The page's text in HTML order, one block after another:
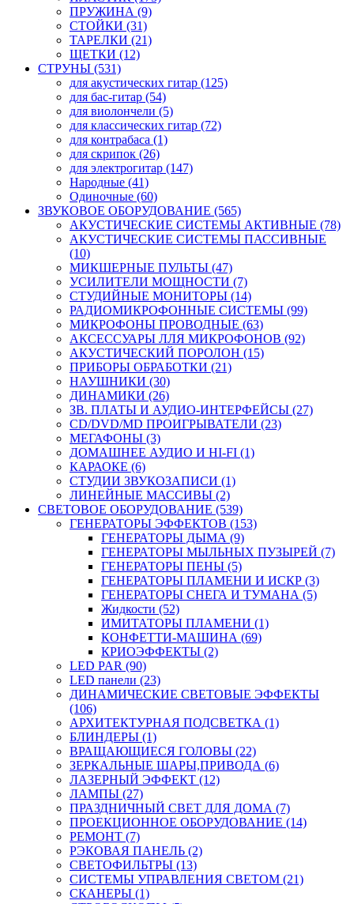
ПРУЖИНА (9)
СТОЙКИ (31)
ТАРЕЛКИ (21)
ЩЕТКИ (12)
СТРУНЫ (531)
для акустических гитар (125)
для бас-гитар (54)
для виолончели (5)
для классических гитар (72)
для контрабаса (1)
для скрипок (26)
для электрогитар (147)
Народные (41)
Одиночные (60)
ЗВУКОВОЕ ОБОРУДОВАНИЕ (565)
АКУСТИЧЕСКИЕ СИСТЕМЫ АКТИВНЫЕ (78)
АКУСТИЧЕСКИЕ СИСТЕМЫ ПАССИВНЫЕ
(10)
МИКШЕРНЫЕ ПУЛЬТЫ (47)
УСИЛИТЕЛИ МОЩНОСТИ (7)
СТУДИЙНЫЕ МОНИТОРЫ (14)
РАДИОМИКРОФОННЫЕ СИСТЕМЫ (99)
МИКРОФОНЫ ПРОВОДНЫЕ (63)
АКСЕССУАРЫ ЛЛЯ МИКРОФОНОВ (92)
АКУСТИЧЕСКИЙ ПОРОЛОН (15)
ПРИБОРЫ ОБРАБОТКИ (21)
НАУШНИКИ (30)
ДИНАМИКИ (26)
ЗВ. ПЛАТЫ И АУДИО-ИНТЕРФЕЙСЫ (27)
CD/DVD/MD ПРОИГРЫВАТЕЛИ (23)
МЕГАФОНЫ (3)
ДОМАШНЕЕ АУДИО И HI-FI (1)
КАРАОКЕ (6)
СТУДИИ ЗВУКОЗАПИСИ (1)
ЛИНЕЙНЫЕ МАССИВЫ (2)
СВЕТОВОЕ ОБОРУДОВАНИЕ (539)
ГЕНЕРАТОРЫ ЭФФЕКТОВ (153)
ГЕНЕРАТОРЫ ДЫМА (9)
ГЕНЕРАТОРЫ МЫЛЬНЫХ ПУЗЫРЕЙ (7)
ГЕНЕРАТОРЫ ПЕНЫ (5)
ГЕНЕРАТОРЫ ПЛАМЕНИ И ИСКР (3)
ГЕНЕРАТОРЫ СНЕГА И ТУМАНА (5)
Жидкости (52)
ИМИТАТОРЫ ПЛАМЕНИ (1)
КОНФЕТТИ-МАШИНА (69)
КРИОЭФФЕКТЫ (2)
LED PAR (90)
LED панели (23)
ДИНАМИЧЕСКИЕ СВЕТОВЫЕ ЭФФЕКТЫ
(106)
АРХИТЕКТУРНАЯ ПОДСВЕТКА (1)
БЛИНДЕРЫ (1)
ВРАЩАЮЩИЕСЯ ГОЛОВЫ (22)
ЗЕРКАЛЬНЫЕ ШАРЫ,ПРИВОДА (6)
ЛАЗЕРНЫЙ ЭФФЕКТ (12)
ЛАМПЫ (27)
ПРАЗДНИЧНЫЙ СВЕТ ДЛЯ ДОМА (7)
ПРОЕКЦИОННОЕ ОБОРУДОВАНИЕ (14)
РЕМОНТ (7)
РЭКОВАЯ ПАНЕЛЬ (2)
СВЕТОФИЛЬТРЫ (13)
СИСТЕМЫ УПРАВЛЕНИЯ СВЕТОМ (21)
СКАНЕРЫ (1)